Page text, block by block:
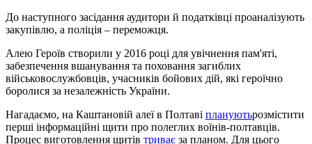
До наступного засідання аудитори й податківці проаналізують
закупівлю, а поліція – переможця.
Алею Героїв створили у 2016 році для увічнення пам'яті,
забезпечення вшанування та поховання загиблих
військовослужбовців, учасників бойових дій, які героїчно
боролися за незалежність України.
Нагадаємо, на Каштановій алеї в Полтаві плануютьрозмістити
перші інформаційні щити про полеглих воїнів-полтавців.
Процес виготовлення щитів триває за планом. Для цього